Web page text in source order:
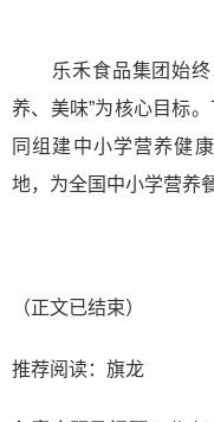
乐禾食品集团始终
养、美味”为核心目标
同组建中小学营养健
地，为全国中小学营养
（正文已结束）
推荐阅读： 旗龙